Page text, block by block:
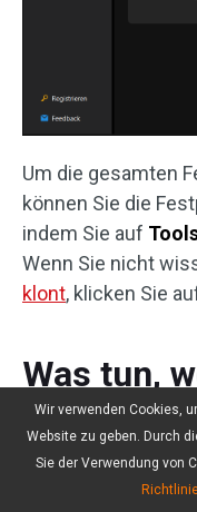
Um die gesamten
können Sie die
indem Sie auf
Wenn Sie nicht
klont, klicken Sie
Was tun,
Wenn Sie Ihre
sichern, was
Wir verwenden Cookies,
Website zu geben. Durch
Sie der Verwendung von